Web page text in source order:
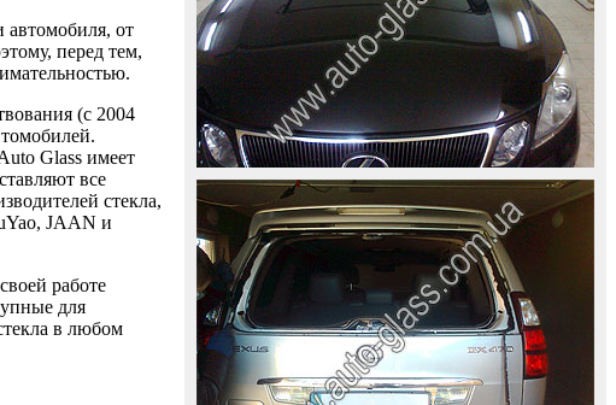
автомобиля, от
перед тем,
(с 2004
Glass имеет
все
стекла,
JAAN и
работе
для
в любом